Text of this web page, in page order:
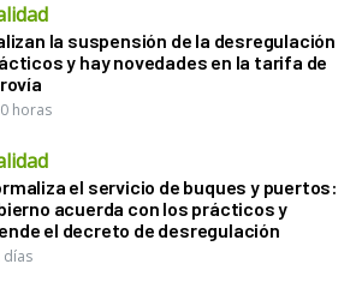
la suspensión de la desregulación
y hay novedades en la tarifa de
horas
el servicio de buques y puertos:
acuerda con los prácticos y
el decreto de desregulación
días